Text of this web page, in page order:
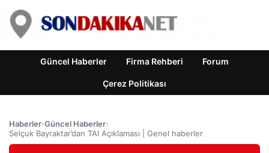
Güncel Haberler Firma Rehberi Forum
Çerez Politikası
Haberler›Güncel Haberler›
Selçuk Bayraktar’dan TAI Açıklaması | Genel haberler